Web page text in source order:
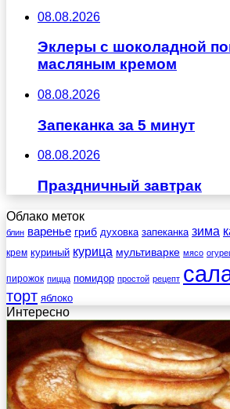
08.08.2026
Эклеры с шоколадной
масляным кремом
08.08.2026
Запеканка за 5 минут
08.08.2026
Праздничный завтрак
Облако меток
блин варенье гриб духовка запеканка зима
крем куриный курица мультиварке мясо
пирожок пицца помидор простой рецепт
торт яблоко
Интересно